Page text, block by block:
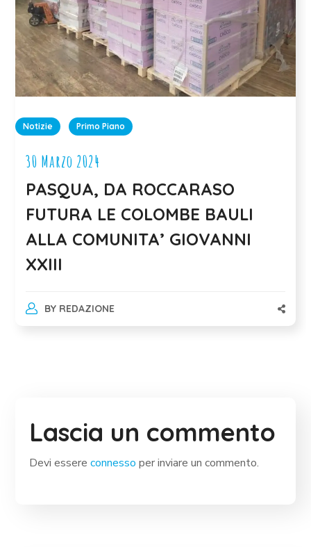
Notizie Primo Piano
30 Marzo 2024
PASQUA, DA ROCCARASO
FUTURA LE COLOMBE BAULI
ALLA COMUNITA’ GIOVANNI
XXIII
BY REDAZIONE
Lascia un commento
Devi essereconnesso per inviare un commento.